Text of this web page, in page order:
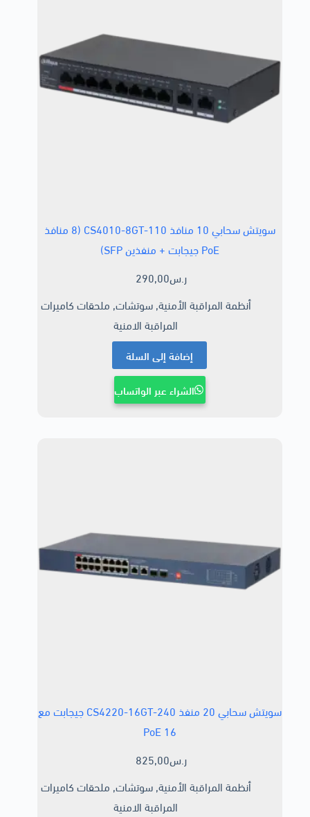
سويتش سحابي 10 منافذ CS4010-8GT-110 (8 منافذ
PoE جيجابت + منفذين SFP)
290,00ر.س
أنظمة المراقبة الأمنية,سوتشات, ملحقات كاميرات
المراقبة الامنية
إضافة إلى السلة
الشراء عبر الواتساب
سويتش سحابي 20 منفذ CS4220-16GT-240 جيجابت مع
16 PoE
825,00ر.س
أنظمة المراقبة الأمنية,سوتشات, ملحقات كاميرات
المراقبة الامنية